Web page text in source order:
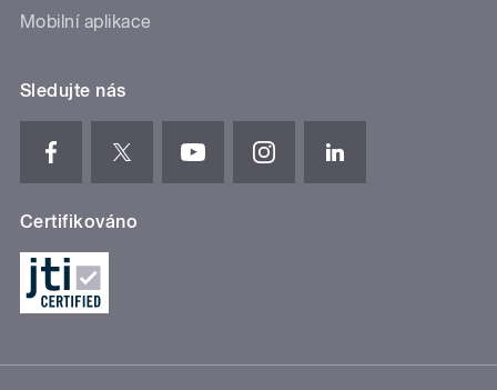
Mobilní aplikace
Sledujte nás
Certifikováno